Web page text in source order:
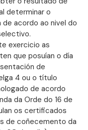
determinar o
acordo ao nivel do
exercicio as
que posuían o día
de
4 ou o título
de acordo
da Orde do 16 de
os certificados
de coñecemento da